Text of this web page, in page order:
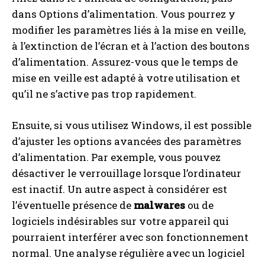
dans Options d’alimentation. Vous pourrez y
modifier les paramètres liés à la mise en veille,
à l’extinction de l’écran et à l’action des boutons
d’alimentation. Assurez-vous que le temps de
mise en veille est adapté à votre utilisation et
qu’il ne s’active pas trop rapidement.
Ensuite, si vous utilisez Windows, il est possible
d’ajuster les options avancées des paramètres
d’alimentation. Par exemple, vous pouvez
désactiver le verrouillage lorsque l’ordinateur
est inactif. Un autre aspect à considérer est
l’éventuelle présence de malwares ou de
logiciels indésirables sur votre appareil qui
pourraient interférer avec son fonctionnement
normal. Une analyse régulière avec un logiciel